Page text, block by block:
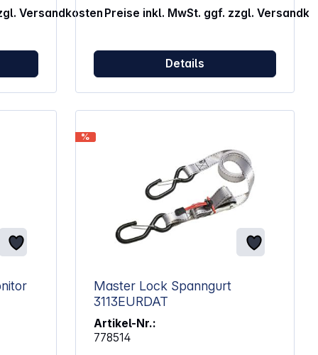
Versandkosten Preise inkl. MwSt. ggf. zzgl.
Details
%
Master Lock Spanngurt
3113EURDAT
Artikel-Nr.:
778514